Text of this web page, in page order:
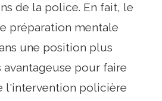
de la police. En fait, le
préparation mentale
une position plus
pour faire
l'intervention policière